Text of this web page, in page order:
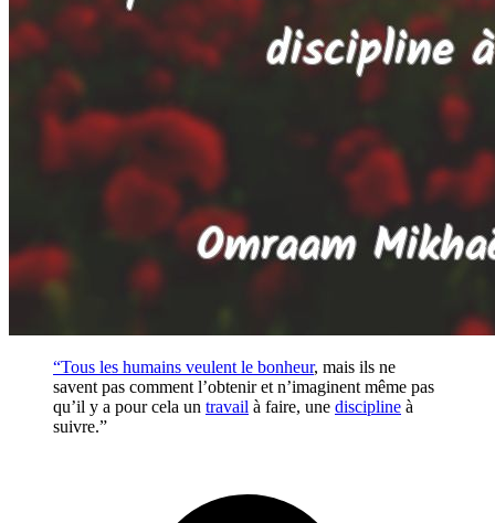
“Tous les humains veulent le bonheur, mais ils ne
savent pas comment l’obtenir et n’imaginent même pas
qu’il y a pour cela un travail à faire, une discipline à
suivre.”